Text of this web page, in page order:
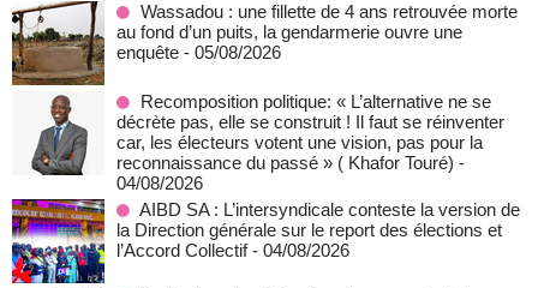
Wassadou : une fillette de 4 ans retrouvée morte
au fond d’un puits, la gendarmerie ouvre une
enquête - 05/08/2026
Recomposition politique: « L’alternative ne se
décrète pas, elle se construit ! Il faut se réinventer
car, les électeurs votent une vision, pas pour la
reconnaissance du passé » ( Khafor Touré) -
04/08/2026
AIBD SA : L’intersyndicale conteste la version de
la Direction générale sur le report des élections et
l’Accord Collectif - 04/08/2026